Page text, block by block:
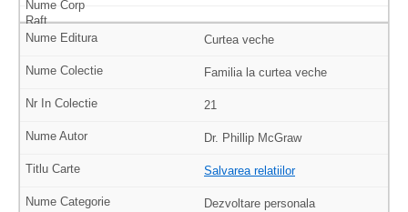
Curtea veche
Familia la curtea veche
21
Dr. Phillip McGraw
Salvarea relatiilor
Dezvoltare personala